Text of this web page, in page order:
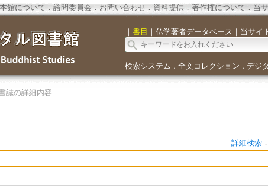
館について ． 諮問委員会． お問い合わせ． 資料提供． 著作権について．当
｜ 書目 ｜ 仏学著者データベース ｜ 当サイ
検索システム ． 全文コレクション ． デジ
誌の詳細内容
詳細検索．